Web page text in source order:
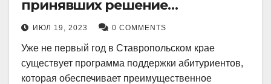
принявших решение
воспользоваться
установленными мерами, с
целью поступления в
медицинский вуз в районе.
ИЮЛ 19, 2023 0 COMMENTS
Уже не первый год в Ставропольском крае
существует программа поддержки абитуриентов,
которая обеспечивает преимущественное